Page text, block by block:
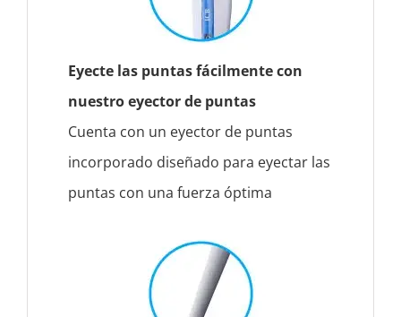
Eyecte las puntas fácilmente con
nuestro eyector de puntas
Cuenta con un eyector de puntas
incorporado diseñado para eyectar las
puntas con una fuerza óptima